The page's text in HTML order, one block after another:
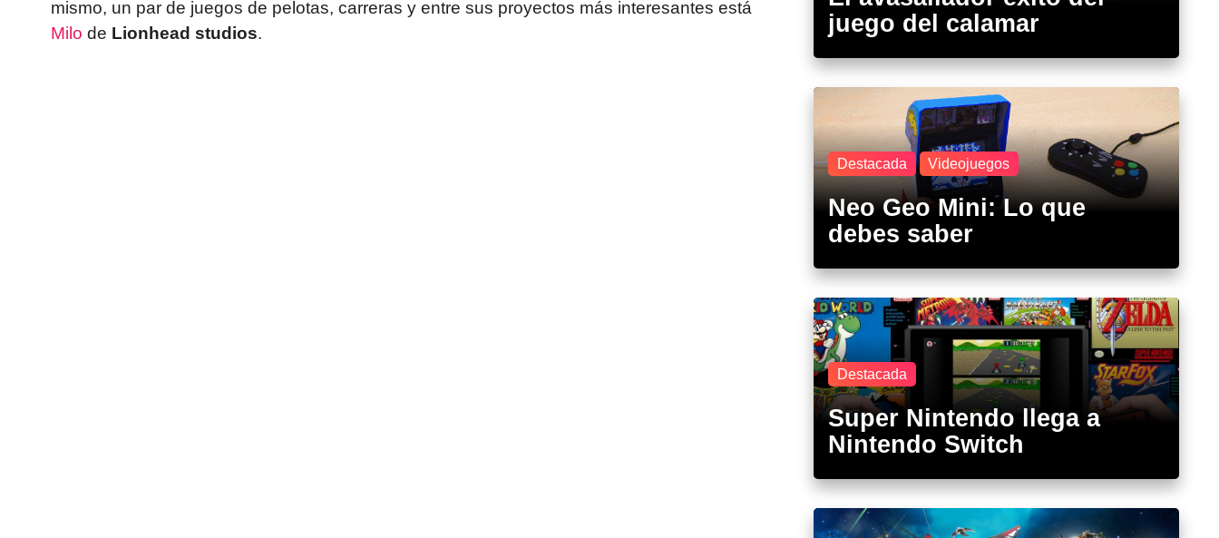
mismo, un par de juegos de pelotas, carreras y entre sus proyectos más interesantes está
Milo de Lionhead studios.
juego del calamar
Destacada Videojuegos
Neo Geo Mini: Lo que
debes saber
Destacada
Super Nintendo llega a
Nintendo Switch